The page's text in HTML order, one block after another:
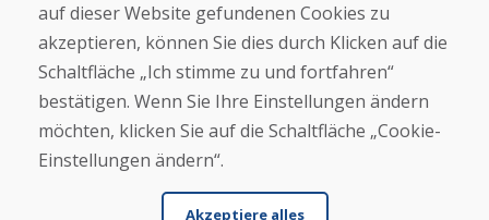
Zahlung
Beschwerde
Rückgabe und Umtausch von Waren
Cookies
auf dieser Website gefundenen Cookies zu
akzeptieren, können Sie dies durch Klicken auf die
Schaltfläche „Ich stimme zu und fortfahren“
bestätigen. Wenn Sie Ihre Einstellungen ändern
möchten, klicken Sie auf die Schaltfläche „Cookie-
Einstellungen ändern“.
Akzeptiere alles